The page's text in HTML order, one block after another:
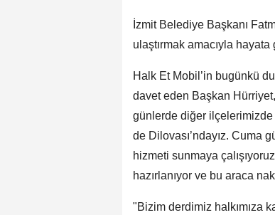
İzmit Belediye Başkanı
ulaştırmak amacıyla hayata
Halk Et Mobil’in bugünkü
davet eden Başkan
günlerde diğer ilçelerimizde
de Dilovası’ndayız. Cuma
hizmeti sunmaya
hazırlanıyor ve bu araca
"Bizim derdimiz halkımıza